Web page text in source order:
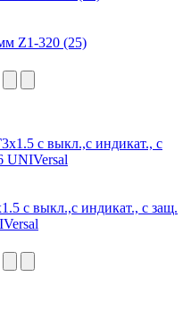
Z1-320 (25)
с выкл.,с индикат., с защ.